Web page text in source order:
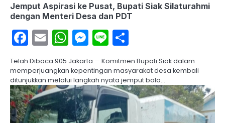
Jemput Aspirasi ke Pusat, Bupati Siak Silaturahmi
dengan Menteri Desa dan PDT
Facebook
EmailWhatsApp
Messenger
Line
Telah Dibaca 905 Jakarta — Komitmen Bupati Siak dalam
memperjuangkan kepentingan masyarakat desa kembali
ditunjukkan melalui langkah nyata jemput bola…